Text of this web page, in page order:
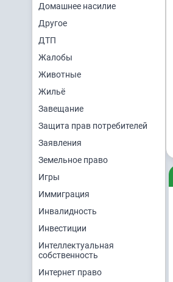
Домашнее насилие
Другое
ДТП
Жалобы
Животные
Жильё
Завещание
Защита прав потребителей
Заявления
Земельное право
Игры
Иммиграция
Инвалидность
Инвестиции
Интеллектуальная
собственность
Интернет право